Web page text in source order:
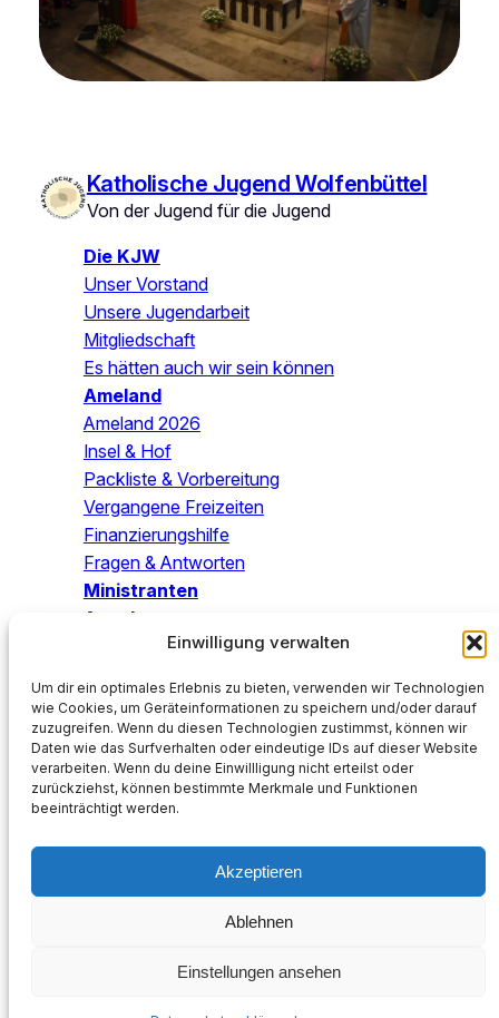
Einwilligung verwalten
Um dir ein optimales Erlebnis zu bieten, verwenden wir Technologien
wie Cookies, um Geräteinformationen zu speichern und/oder darauf
zuzugreifen. Wenn du diesen Technologien zustimmst, können wir
Daten wie das Surfverhalten oder eindeutige IDs auf dieser Website
verarbeiten. Wenn du deine Einwillligung nicht erteilst oder
zurückziehst, können bestimmte Merkmale und Funktionen
beeinträchtigt werden.
Akzeptieren
Ablehnen
Einstellungen ansehen
Katholische Jugend Wolfenbüttel
Von der Jugend für die Jugend
Die KJW
Unser Vorstand
Unsere Jugendarbeit
Mitgliedschaft
Es hätten auch wir sein können
Ameland
Ameland 2026
Insel & Hof
Packliste & Vorbereitung
Vergangene Freizeiten
Finanzierungshilfe
Fragen & Antworten
Ministranten
Angebo
Mach mit!
SPENDEN
Katholische Kirchengemeinde St. Petrus
DE05 2505 0000 0202 1355 88
NOLADE2HXXX
ImpressumDatenschutz
Kath. Pfarrei St. Petrus Wolfenbüttel